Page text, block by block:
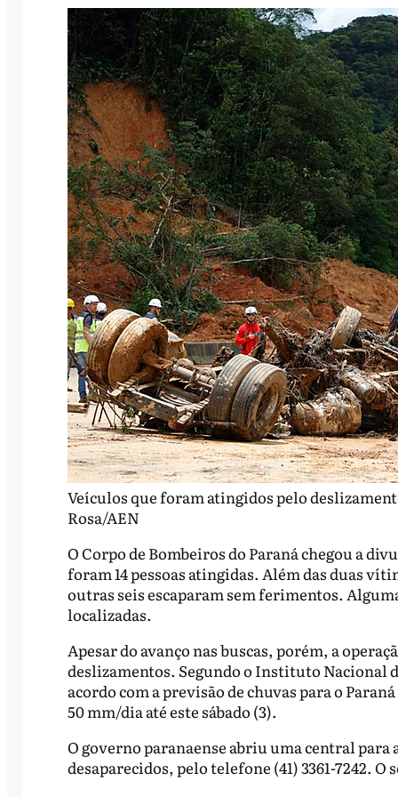
Veículos que foram atingidos pelo
Rosa/AEN
O Corpo de Bombeiros do Paraná chegou a
foram 14 pessoas atingidas. Além das duas
outras seis escaparam sem ferimentos.
localizadas.
Apesar do avanço nas buscas, porém, a
deslizamentos. Segundo o Instituto Nacional
acordo com a previsão de chuvas para o
50 mm/dia até este sábado (3).
O governo paranaense abriu uma central
desaparecidos, pelo telefone (41) 3361-7242.